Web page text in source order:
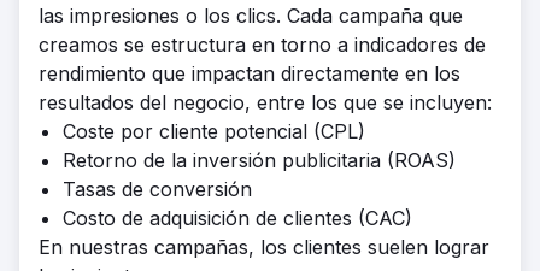
las impresiones o los clics. Cada campaña que
creamos se estructura en torno a indicadores de
rendimiento que impactan directamente en los
resultados del negocio, entre los que se incluyen:
Coste por cliente potencial (CPL)
Retorno de la inversión publicitaria (ROAS)
Tasas de conversión
Costo de adquisición de clientes (CAC)
En nuestras campañas, los clientes suelen lograr